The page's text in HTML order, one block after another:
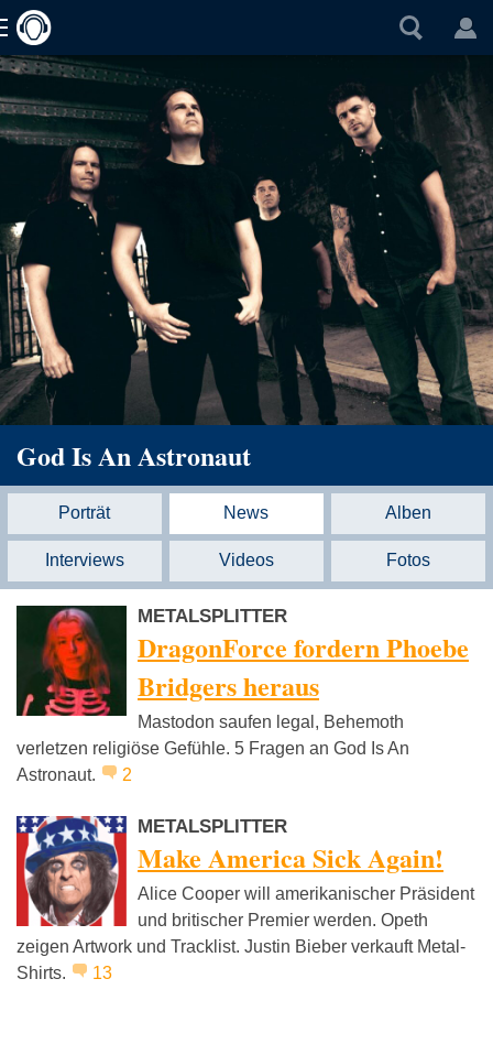
God Is An Astronaut
Porträt News Alben
Interviews Videos Fotos
METALSPLITTER
DragonForce fordern Phoebe
Bridgers heraus
Mastodon saufen legal, Behemoth
verletzen religiöse Gefühle. 5 Fragen an God Is An
Astronaut.
2
METALSPLITTER
Make America Sick Again!
Alice Cooper will amerikanischer Präsident
und britischer Premier werden. Opeth
zeigen Artwork und Tracklist. Justin Bieber verkauft Metal-
Shirts.
13